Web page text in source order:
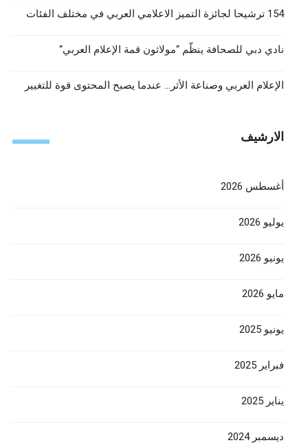
154 ترشيحا لجائزة التميز الاعلامي العربي في مختلف الفئات
نادي دبي للصحافة ينظّم “مولاثون قمة الإعلام العربي“
الإعلام العربي وصناعة الأثر… عندما يصبح المحتوى قوة للتغيير
الارشيف
أغسطس 2026
يوليو 2026
يونيو 2026
مايو 2026
يونيو 2025
فبراير 2025
يناير 2025
ديسمبر 2024